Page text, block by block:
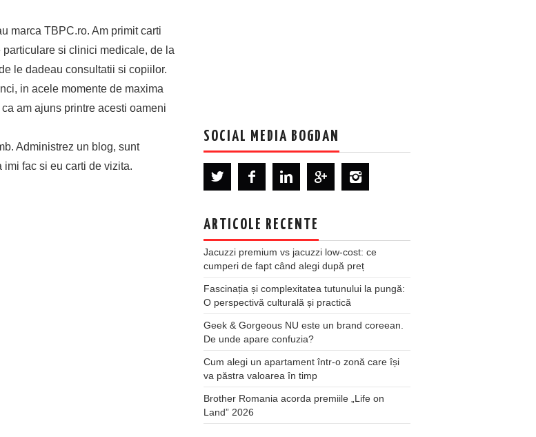
marca TBPC.ro. Am primit carti
si clinici medicale, de la
le dadeau consultatii si copiilor.
in acele momente de maxima
am ajuns printre acesti oameni
Administrez un blog, sunt
fac si eu carti de vizita.
SOCIAL MEDIA BOGDAN
ARTICOLE RECENTE
Jacuzzi premium vs jacuzzi low-cost: ce
cumperi de fapt când alegi după preț
Fascinația și complexitatea tutunului la pungă:
O perspectivă culturală și practică
Geek & Gorgeous NU este un brand coreean.
De unde apare confuzia?
Cum alegi un apartament într-o zonă care își
va păstra valoarea în timp
Brother Romania acorda premiile „Life on
Land” 2026